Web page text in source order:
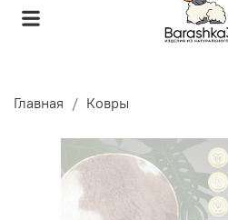
Главная Ковры